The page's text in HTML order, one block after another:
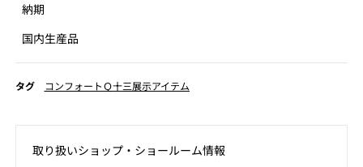
納期
国内生産品
タグ コンフォートＱ十三展示アイテム
取り扱いショップ‧ショールーム情報